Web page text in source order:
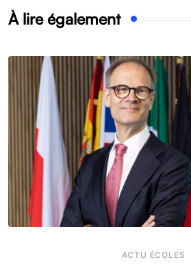
À lire également
ACTU ÉCOLES